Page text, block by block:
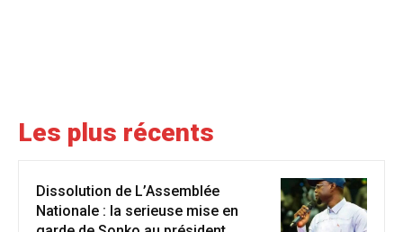
Les plus récents
Dissolution de L’Assemblée
Nationale : la serieuse mise en